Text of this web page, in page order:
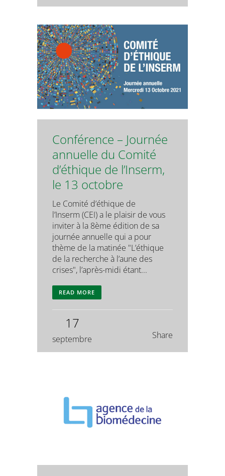
Conférence – Journée
annuelle du Comité
d’éthique de l’Inserm,
le 13 octobre
Le Comité d’éthique de
l’Inserm (CEI) a le plaisir de vous
inviter à la 8ème édition de sa
journée annuelle qui a pour
thème de la matinée "L’éthique
de la recherche à l’aune des
crises", l’après-midi étant...
READ MORE
17
septembre Share